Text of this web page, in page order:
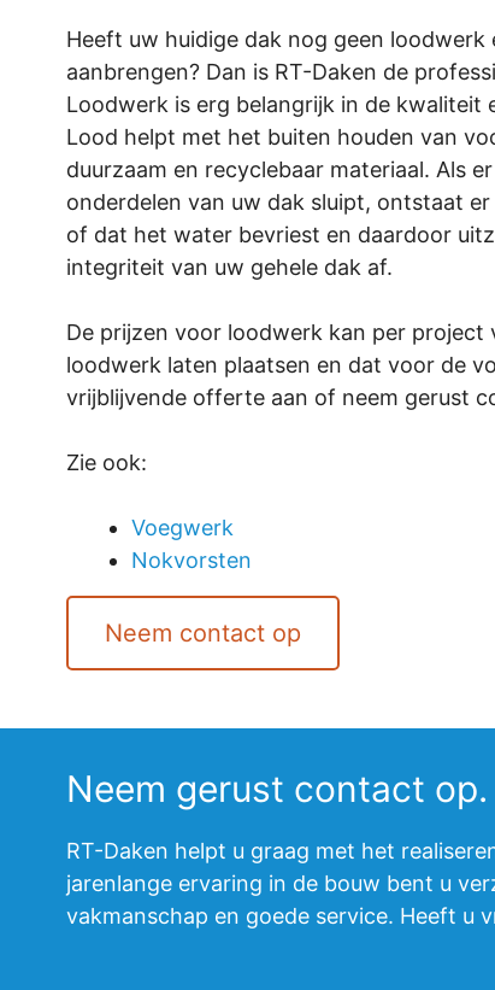
Heeft uw huidige dak nog geen
aanbrengen? Dan is RT-Daken de
Loodwerk is erg belangrijk in de kwaliteit
Lood helpt met het buiten houden van
duurzaam en recyclebaar materiaal. Als
onderdelen van uw dak sluipt, ontstaat
of dat het water bevriest en daardoor
integriteit van uw gehele dak af.
De prijzen voor loodwerk kan per project
loodwerk laten plaatsen en dat voor de
vrijblijvende offerte aan of neem gerust
Zie ook:
Voegwerk
Nokvorsten
Neem contact op
Neem gerust contact op.
RT-Daken helpt u graag met het
jarenlange ervaring in de bouw bent u
vakmanschap en goede service. Heeft u